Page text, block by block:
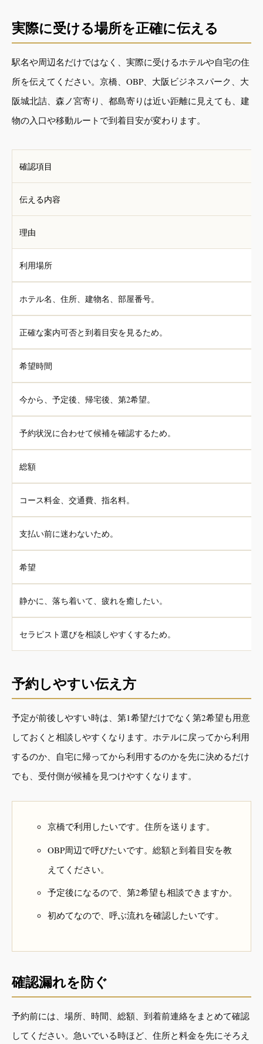
実際に受ける場所を正確に伝える
駅名や周辺名だけではなく、実際に受けるホテルや自宅の住
所を伝えてください。京橋、OBP、大阪ビジネスパーク、大
阪城北詰、森ノ宮寄り、都島寄りは近い距離に見えても、建
物の入口や移動ルートで到着目安が変わります。
確認項目
伝える内容
理由
利用場所
ホテル名、住所、建物名、部屋番号。
正確な案内可否と到着目安を見るため。
希望時間
今から、予定後、帰宅後、第2希望。
予約状況に合わせて候補を確認するため。
総額
コース料金、交通費、指名料。
支払い前に迷わないため。
希望
静かに、落ち着いて、疲れを癒したい。
セラピスト選びを相談しやすくするため。
予約しやすい伝え方
予定が前後しやすい時は、第1希望だけでなく第2希望も用意
しておくと相談しやすくなります。ホテルに戻ってから利用
するのか、自宅に帰ってから利用するのかを先に決めるだけ
でも、受付側が候補を見つけやすくなります。
京橋で利用したいです。住所を送ります。
OBP周辺で呼びたいです。総額と到着目安を教
えてください。
予定後になるので、第2希望も相談できますか。
初めてなので、呼ぶ流れを確認したいです。
確認漏れを防ぐ
予約前には、場所、時間、総額、到着前連絡をまとめて確認
してください。急いでいる時ほど、住所と料金を先にそろえ